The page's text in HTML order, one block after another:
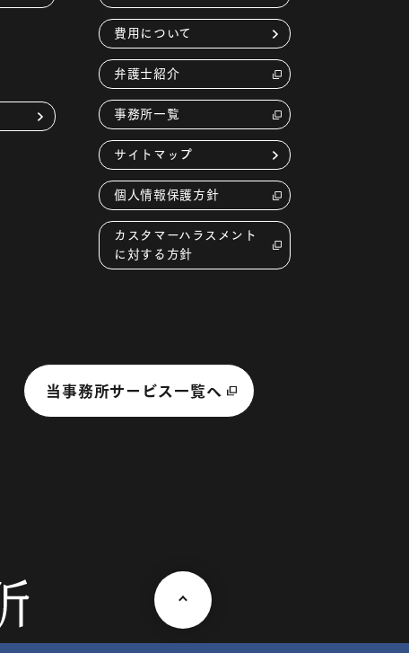
費用について
弁護士紹介
事務所一覧
サイトマップ
個人情報保護方針
カスタマーハラスメント
に対する方針
当事務所サービス一覧へ